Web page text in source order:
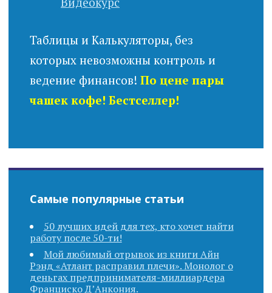
Таблицы и Калькуляторы, без
которых невозможны контроль и
ведение финансов! По цене пары
чашек кофе! Бестселлер!
Самые популярные статьи
50 лучших идей для тех, кто хочет найти
работу после 50-ти!
Мой любимый отрывок из книги Айн
Рэнд «Атлант расправил плечи». Монолог о
деньгах предпринимателя-миллиардера
Франциско Д’Анкония.